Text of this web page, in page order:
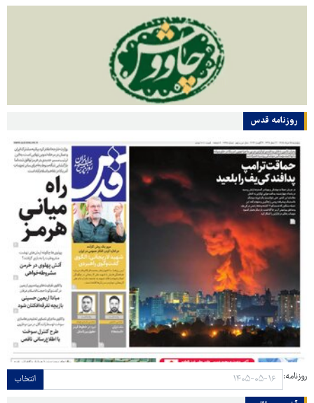
روزنامه قدس
روزنامه: انتخاب